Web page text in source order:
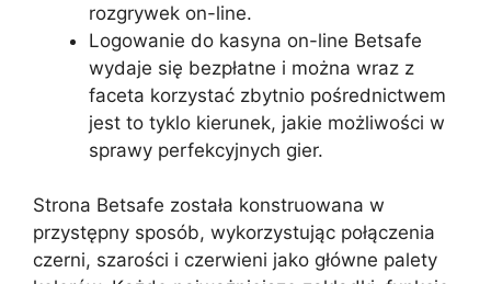
rozgrywek on-line.
Logowanie do kasyna on-line Betsafe
wydaje się bezpłatne i można wraz z
faceta korzystać zbytnio pośrednictwem
jest to tyklo kierunek, jakie możliwości w
sprawy perfekcyjnych gier.
Strona Betsafe została konstruowana w
przystępny sposób, wykorzystując połączenia
czerni, szarości i czerwieni jako główne palety